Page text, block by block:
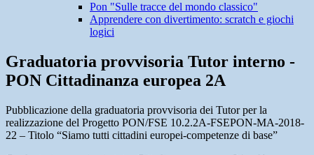
Pon "Sulle tracce del mondo classico"
Apprendere con divertimento: scratch e giochi
logici
Graduatoria provvisoria Tutor interno -
PON Cittadinanza europea 2A
Pubblicazione della graduatoria provvisoria dei Tutor per la
realizzazione del Progetto PON/FSE 10.2.2A-FSEPON-MA-2018-
22 – Titolo “Siamo tutti cittadini europei-competenze di base”